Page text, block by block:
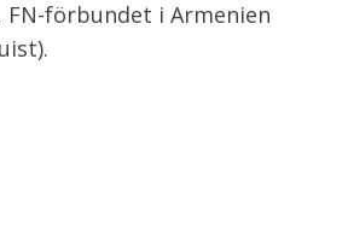
FN-förbundet i Armenien